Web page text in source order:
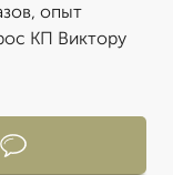
опыт
КП Виктору